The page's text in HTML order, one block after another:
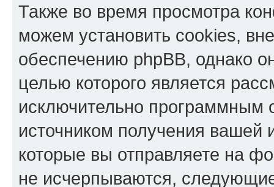
Также во время просмотра
можем установить cookies,
обеспечению phpBB, однако
целью которого является
исключительно программным
источником получения
которые вы отправляете на
не исчерпываются,